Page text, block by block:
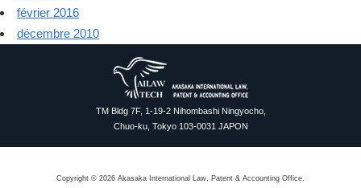
février 2016
décembre 2010
TM Bldg 7F, 1-19-2 Nihombashi Ningyocho,
Chuo-ku, Tokyo 103-0031 JAPON
Copyright © 2026 Akasaka International Law, Patent & Accounting Office.